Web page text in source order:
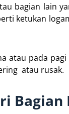
bagian lain
ketukan
pada pagi
atau rusak.
Bagian